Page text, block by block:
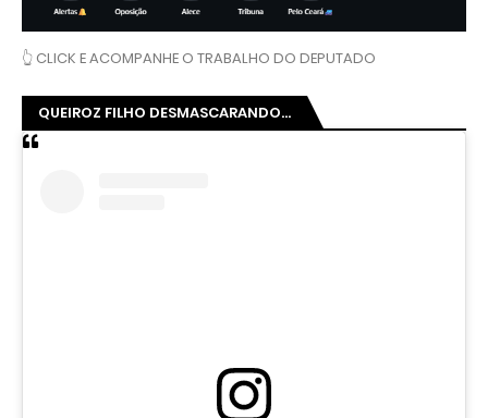
👆 CLICK E ACOMPANHE O TRABALHO DO DEPUTADO
QUEIROZ FILHO DESMASCARANDO...